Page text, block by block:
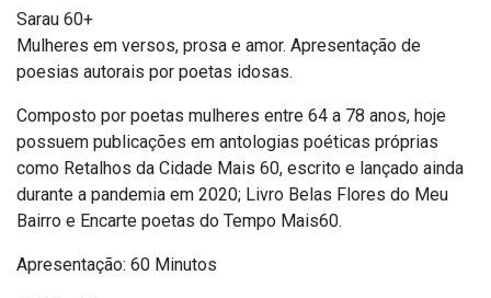
Sarau 60+
Mulheres em versos, prosa e amor. Apresentação de
poesias autorais por poetas idosas.
Composto por poetas mulheres entre 64 a 78 anos, hoje
possuem publicações em antologias poéticas próprias
como Retalhos da Cidade Mais 60, escrito e lançado ainda
durante a pandemia em 2020; Livro Belas Flores do Meu
Bairro e Encarte poetas do Tempo Mais60.
Apresentação: 60 Minutos